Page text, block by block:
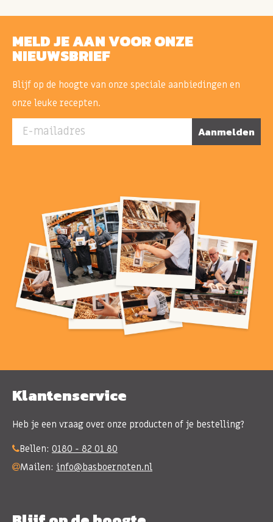
MELD JE AAN VOOR ONZE
NIEUWSBRIEF
Blijf op de hoogte van onze speciale aanbiedingen en
onze leuke recepten.
E-mailadres Aanmelden
Klantenservice
Heb je een vraag over onze producten of je bestelling?
Bellen: 0180 - 82 01 80
Mailen: info@basboernoten.nl